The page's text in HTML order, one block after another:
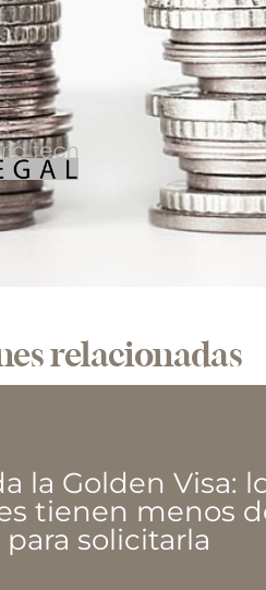
relacionadas
la Golden Visa:
tienen menos
solicitarla